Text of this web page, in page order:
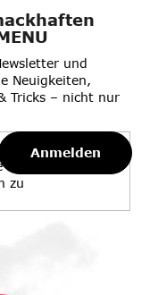
und
Neuigkeiten,
Tricks – nicht nur
Sie
zu
Anmelden